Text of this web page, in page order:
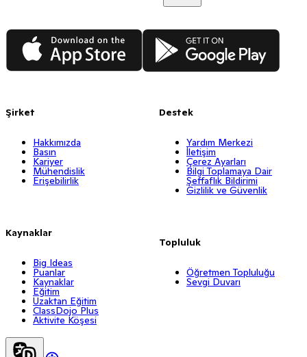
App Store Google Play
Şirket
Hakkımızda
Basın
Kariyer
Mühendislik
Erişebilirlik
Kaynaklar
Big Ideas
Puanlar
Kaynaklar
Eğitim
Uzaktan Eğitim
ClassDojo Plus
Aktivite Köşesi
Destek
Yardım Merkezi
İletişim
Çerez Ayarları
Bilgi Toplamaya Dair
Şeffaflık Bildirimi
Gizlilik ve Güvenlik
Topluluk
Öğretmen Topluluğu
Sevgi Duvarı